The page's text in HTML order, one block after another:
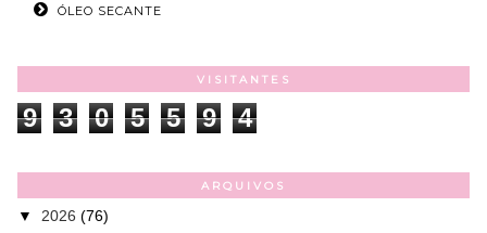
ÓLEO SECANTE
VISITANTES
9 3 0 5 5 9 4
ARQUIVOS
▼ 2026 (76)